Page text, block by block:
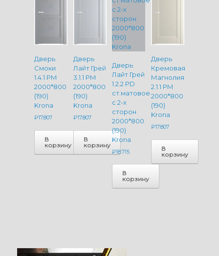
Дверь
Смоки
1.4.1 PM
2000*800
(190)
Krona
₽17.807
В
корзину
Дверь
Лайт Грей
3.1.1 PM
2000*800
(190)
Krona
₽17.807
В
корзину
Дверь
Лайт Грей
1.2.2 PD
ст.матовое
с 2-х
сторон
2000*800
(190)
Krona
₽18.715
В
корзину
Дверь
Кремовая
Магнолия
2.1.1 PM
2000*800
(190)
Krona
₽17.807
В
корзину